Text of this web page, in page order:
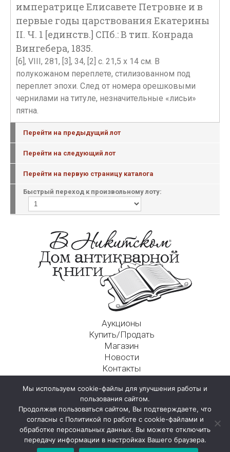
императрице Елисавете Петровне и в
первые годы царствования Екатерины
II. Ч. 1 [единств.] СПб.: В тип. Конрада
Вингебера, 1835.
[6], VIII, 281, [3], 34, [2] с. 21,5 x 14 см. В
полукожаном переплете, стилизованном под
переплет эпохи. След от номера орешковыми
чернилами на титуле, незначительные «лисьи»
пятна.
Перейти на предыдущий лот
Перейти на следующий лот
Перейти на первую страницу каталога
Быстрый переход к произвольному лоту:
Аукционы
Купить/Продать
Магазин
Новости
Контакты
125009, г. Москва, Никитский пер., д. 4а, стр. 1
Мы используем cookie-файлы для улучшения работы и
пользования сайтом.
Продолжая пользоваться сайтом, Вы подтверждаете, что
согласны с Политикой по работе с cookie-файлами и
обработке персональных данных. Вы можете отключить
передачу информации в настройках Вашего браузера.